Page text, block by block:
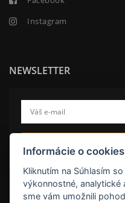
Instagram
NEWSLETTER
Informácie o cookies
Kliknutím na Súhlasím
výkonnostné, analytické
sme vám umožnili